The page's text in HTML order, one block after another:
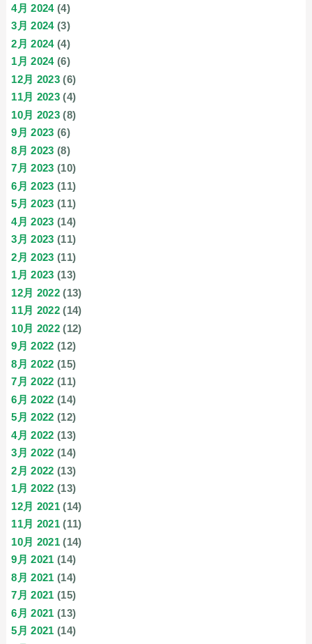
4月 2024(4)
3月 2024(3)
2月 2024(4)
1月 2024(6)
12月 2023 (6)
11月 2023 (4)
10月 2023 (8)
9月 2023 (6)
8月 2023 (8)
7月 2023 (10)
6月 2023 (11)
5月 2023 (11)
4月 2023 (14)
3月 2023 (11)
2月 2023 (11)
1月 2023 (13)
12月 2022 (13)
11月 2022 (14)
10月 2022 (12)
9月 2022 (12)
8月 2022 (15)
7月 2022 (11)
6月 2022 (14)
5月 2022 (12)
4月 2022 (13)
3月 2022 (14)
2月 2022 (13)
1月 2022 (13)
12月 2021 (14)
11月 2021 (11)
10月 2021 (14)
9月 2021 (14)
8月 2021 (14)
7月 2021 (15)
6月 2021 (13)
5月 2021 (14)